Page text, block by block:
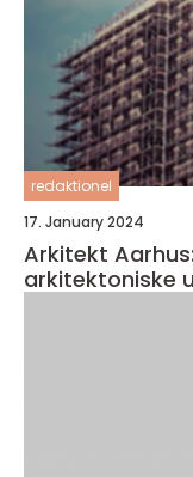
redaktionel
17. January 2024
Arkitekt
arkitektoniske